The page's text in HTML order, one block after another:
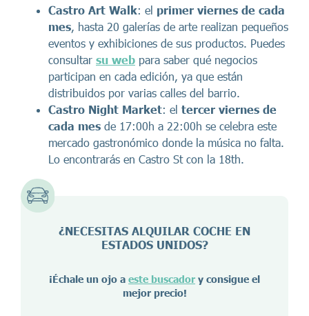
Castro Art Walk: el primer viernes de cada
mes, hasta 20 galerías de arte realizan pequeños
eventos y exhibiciones de sus productos. Puedes
consultar su web para saber qué negocios
participan en cada edición, ya que están
distribuidos por varias calles del barrio.
Castro Night Market: el tercer viernes de
cada mes de 17:00h a 22:00h se celebra este
mercado gastronómico donde la música no falta.
Lo encontrarás en Castro St con la 18th.
¿NECESITAS ALQUILAR COCHE EN
ESTADOS UNIDOS?
¡Échale un ojo a este buscador y consigue el
mejor precio!